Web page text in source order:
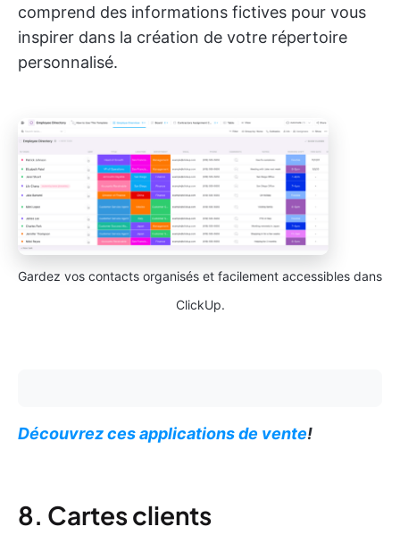
comprend des informations fictives pour vous
inspirer dans la création de votre répertoire
personnalisé.
Gardez vos contacts organisés et facilement accessibles dans
ClickUp.
Découvrez ces applications de vente!
8. Cartes clients